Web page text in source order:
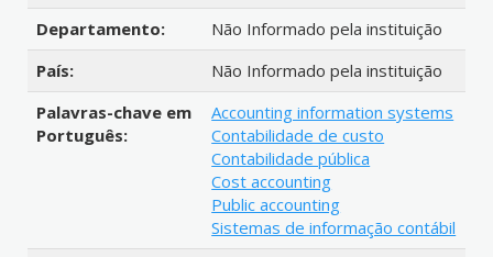
Departamento:
Não Informado pela instituição
País:
Não Informado pela instituição
Palavras-chave em
Português:
Accounting information systems
Contabilidade de custo
Contabilidade pública
Cost accounting
Public accounting
Sistemas de informação contábil